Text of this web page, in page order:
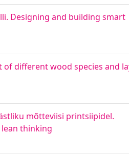
Designing and building smart
different wood species and
mõtteviisi printsiipidel.
thinking